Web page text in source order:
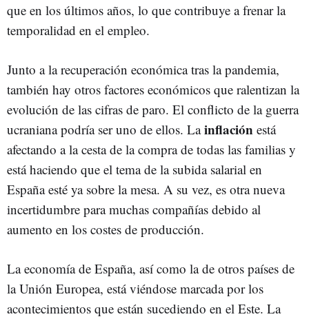
que en los últimos años, lo que contribuye a frenar la
temporalidad en el empleo.
Junto a la recuperación económica tras la pandemia,
también hay otros factores económicos que ralentizan la
evolución de las cifras de paro. El conflicto de la guerra
ucraniana podría ser uno de ellos. Lainflación está
afectando a la cesta de la compra de todas las familias y
está haciendo que el tema de la subida salarial en
España esté ya sobre la mesa. A su vez, es otra nueva
incertidumbre para muchas compañías debido al
aumento en los costes de producción.
La economía de España, así como la de otros países de
la Unión Europea, está viéndose marcada por los
acontecimientos que están sucediendo en el Este. La